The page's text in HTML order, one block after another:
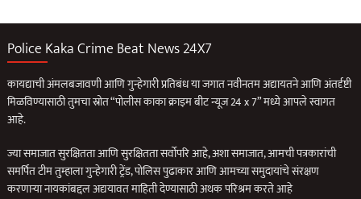
Police Kaka Crime Beat News 24X7
कायद्याची अंमलबजावणी आणि गुन्हेगारी प्रतिबंध या जगात नवीनतम अद्यायतने आणि अंतर्दृष्टी
मिळविण्यासाठी तुमचा स्रोत “पोलीस काका क्राइम बीट न्यूज 24 x 7” मध्ये आपले स्वागत
आहे.
ज्या समाजात सुरक्षितता आणि सुरक्षितता सर्वोपरि आहे, अशा समाजात, आमची पत्रकारांची
समर्पित टीम तुम्हाला गुन्हेगारी ट्रेंड, पोलिस पुढाकार आणि आमच्या समुदायांचे संरक्षण
करणार्‍या नायकांबद्दल अद्ययावत माहिती देण्यासाठी अथक परिश्रम करते आहे